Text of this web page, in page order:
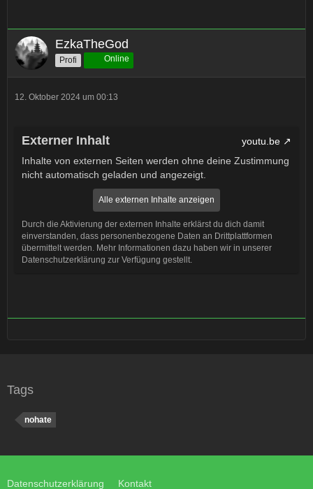
EzkaTheGod
Profi Online
12. Oktober 2024 um 00:13
Externer Inhalt
youtu.be
Inhalte von externen Seiten werden ohne deine Zustimmung
nicht automatisch geladen und angezeigt.
Alle externen Inhalte anzeigen
Durch die Aktivierung der externen Inhalte erklärst du dich damit
einverstanden, dass personenbezogene Daten an Drittplattformen
übermittelt werden. Mehr Informationen dazu haben wir in unserer
Datenschutzerklärung zur Verfügung gestellt.
Tags
nohate
Datenschutzerklärung Kontakt